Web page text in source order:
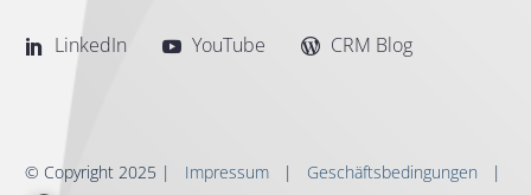
LinkedIn YouTube CRM Blog
© Copyright 2025 | Impressum | Geschäftsbedingungen |